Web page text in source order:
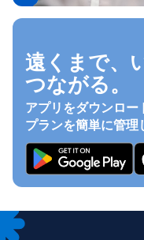
遠くまで、
つながる。
アプリをダウンロー
プランを簡単に管理